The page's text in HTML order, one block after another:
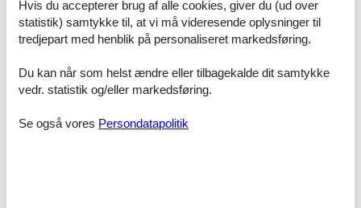
Uanset hvilket sommerhus til leje Fyn privat du beslutter dig for, er
du naturligvis dækket af Felines prisgaranti. Vi står inde for at der
ikke er ét eneste af de andre udlejningsbureauer, som udlejer dit
end vores.
Hvis der en sjælden gang sker en fejl i vores overvågning af
prisforskellen. Summen bliver overført direkte til din konto.
Hvis du accepterer brug af alle cookies, giver du (ud over
statistik) samtykke til, at vi må videresende oplysninger til
tredjepart med henblik på personaliseret markedsføring.
Du kan når som helst ændre eller tilbagekalde dit samtykke
vedr. statistik og/eller markedsføring.
Se også vores Persondatapolitik